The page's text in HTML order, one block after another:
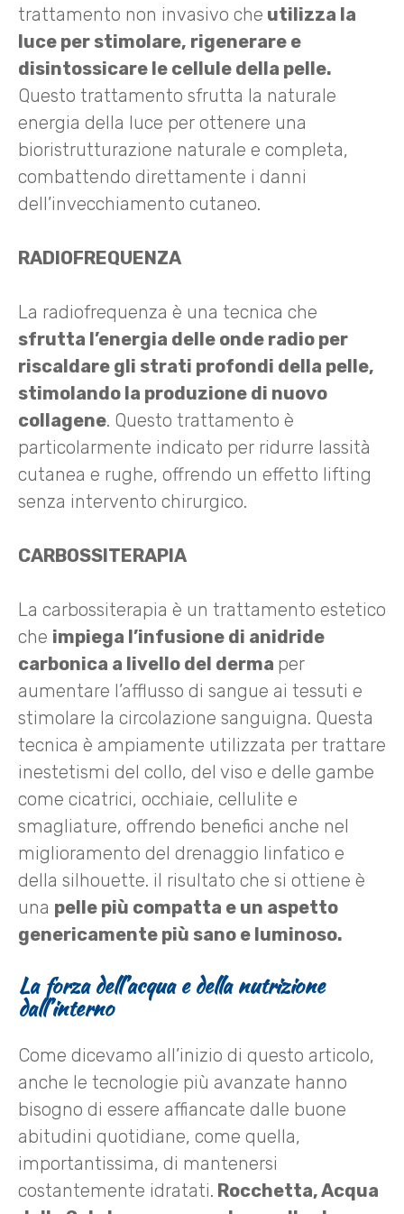
trattamento non invasivo che utilizza la
luce per stimolare, rigenerare e
disintossicare le cellule della pelle.
Questo trattamento sfrutta la naturale
energia della luce per ottenere una
bioristrutturazione naturale e completa,
combattendo direttamente i danni
dell’invecchiamento cutaneo.
RADIOFREQUENZA
La radiofrequenza è una tecnica che
sfrutta l’energia delle onde radio per
riscaldare gli strati profondi della pelle,
stimolando la produzione di nuovo
collagene. Questo trattamento è
particolarmente indicato per ridurre lassità
cutanea e rughe, offrendo un effetto lifting
senza intervento chirurgico.
CARBOSSITERAPIA
La carbossiterapia è un trattamento estetico
che impiega l’infusione di anidride
carbonica a livello del derma per
aumentare l’afflusso di sangue ai tessuti e
stimolare la circolazione sanguigna. Questa
tecnica è ampiamente utilizzata per trattare
inestetismi del collo, del viso e delle gambe
come cicatrici, occhiaie, cellulite e
smagliature, offrendo benefici anche nel
miglioramento del drenaggio linfatico e
della silhouette. il risultato che si ottiene è
una pelle più compatta e un aspetto
genericamente più sano e luminoso.
La forza dell’acqua e della nutrizione
dall’interno
Come dicevamo all’inizio di questo articolo,
anche le tecnologie più avanzate hanno
bisogno di essere affiancate dalle buone
abitudini quotidiane, come quella,
importantissima, di mantenersi
costantemente idratati. Rocchetta, Acqua